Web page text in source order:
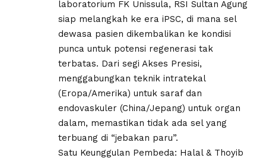
laboratorium FK Unissula, RSI Sultan Agung
siap melangkah ke era iPSC, di mana sel
dewasa pasien dikembalikan ke kondisi
punca untuk potensi regenerasi tak
terbatas. Dari segi Akses Presisi,
menggabungkan teknik intratekal
(Eropa/Amerika) untuk saraf dan
endovaskuler (China/Jepang) untuk organ
dalam, memastikan tidak ada sel yang
terbuang di “jebakan paru”.
​Satu Keunggulan Pembeda: Halal & Thoyib